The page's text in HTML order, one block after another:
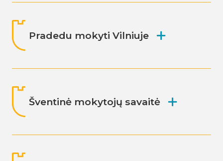
Pradedu mokyti Vilniuje
Šventinė mokytojų savaitė